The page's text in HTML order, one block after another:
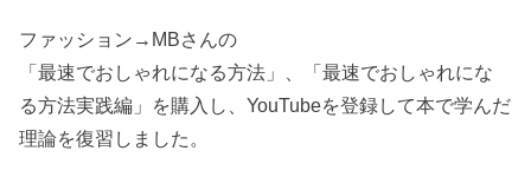
ファッション→MBさんの
「最速でおしゃれになる方法」、「最速でおしゃれにな
る方法実践編」を購入し、YouTubeを登録して本で学んだ
理論を復習しました。